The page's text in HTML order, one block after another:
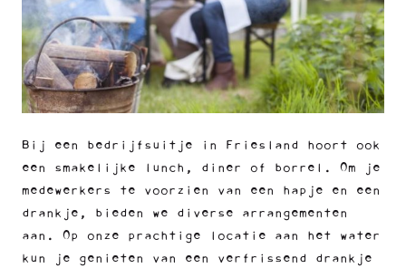
Bij een bedrijfsuitje in Friesland hoort ook
een smakelijke lunch, diner of borrel. Om je
medewerkers te voorzien van een hapje en een
drankje, bieden we diverse arrangementen
aan. Op onze prachtige locatie aan het water
kun je genieten van een verfrissend drankje